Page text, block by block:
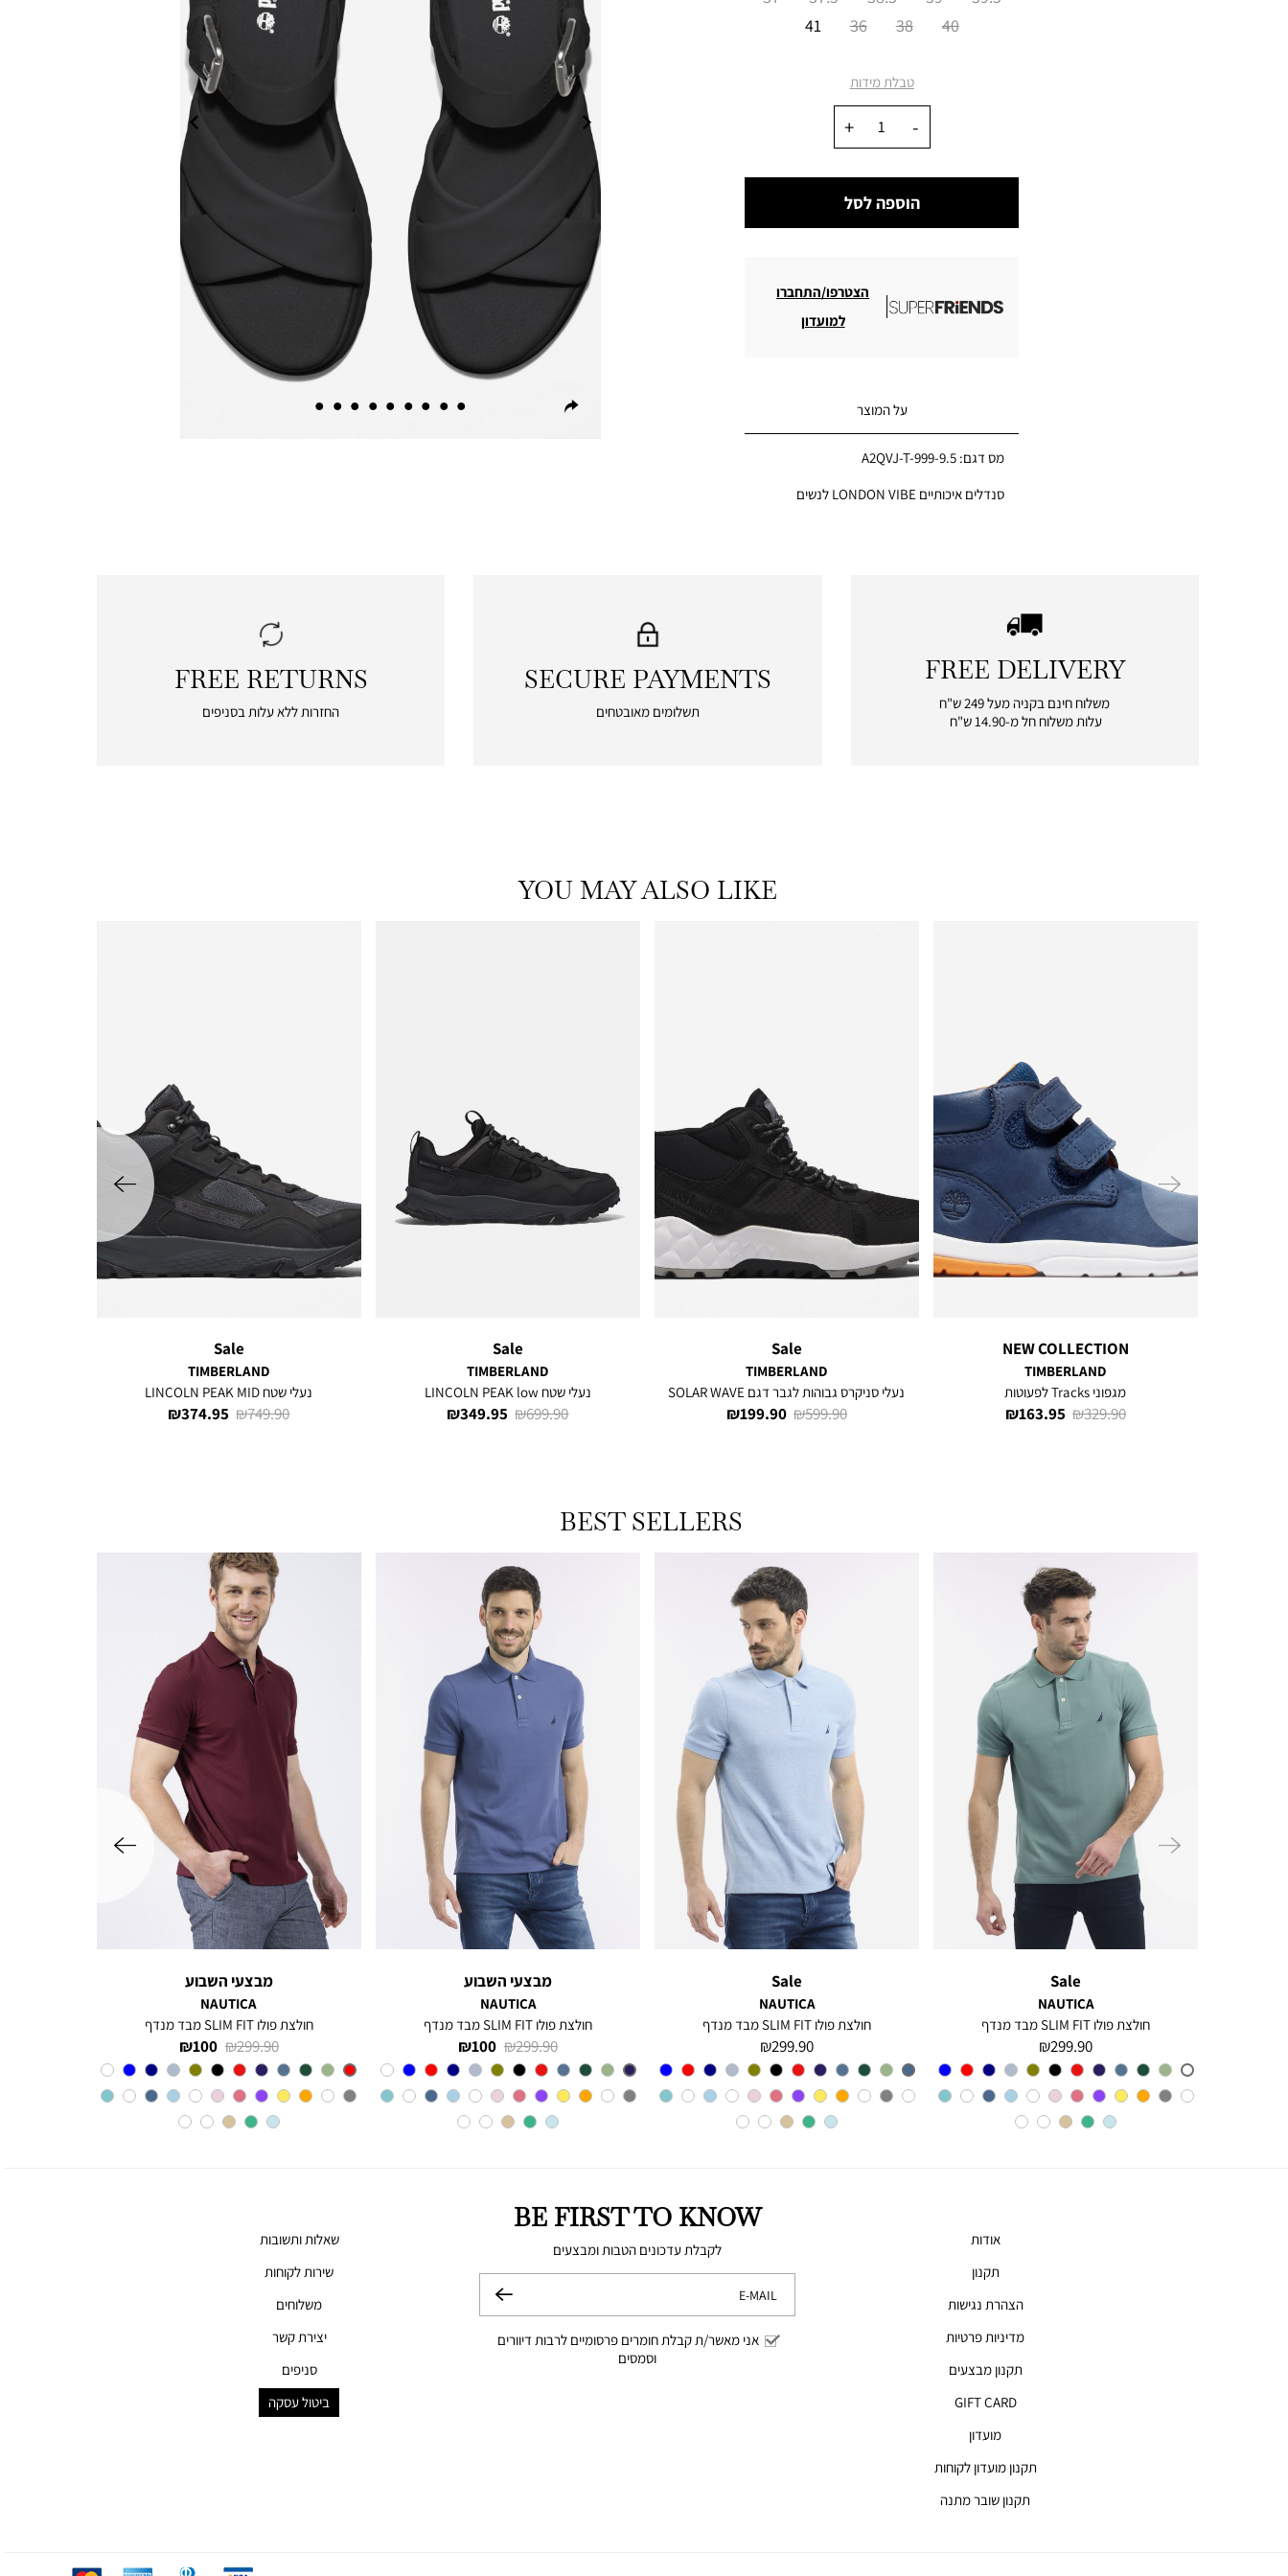
41
36 38 40
טבלת מידות
הוספה לסל
הצטרפו/התחברו
למועדון
על המוצר
מס דגם: A2QVJ-T-999-9.5
סנדלים איכותיים LONDON VIBE לנשים
|
free
delivery
|
FREE DELIVERY
משלוח חינם בקניה מעל 249 ש"ח
עלות משלוח חל מ-14.90 ש"ח
|
payments
SECURE PAYMENTS
תשלומים מאובטחים
|
returns
FREE RETURNS
החזרות ללא עלות בסניפים
YOU MAY ALSO LIKE
ימינה
NEW COLLECTION
TIMBERLAND
מגפוני Tracks לפעוטות
מחיר
163.95 ₪
מחיר
329.90 ₪
Sale
TIMBERLAND
נעלי סניקרס גבוהות לגבר דגם SOLAR WAVE
מחיר
199.90 ₪
מחיר
599.90 ₪
Sale
TIMBERLAND
נעלי שטח LINCOLN PEAK low
מחיר
349.95 ₪
מחיר
699.90 ₪
Sale
TIMBERLAND
נעלי שטח LINCOLN PEAK MID
מחיר
374.95 ₪
מחיר
749.90 ₪
שמאלה
BEST SELLERS
ימינה
Sale
NAUTICA
חולצת פולו SLIM FIT מבד מנדף
מחיר
מוצר
299.90 ₪
צבע
A6M
Sale
NAUTICA
חולצת פולו SLIM FIT מבד מנדף
מחיר
מוצר
299.90 ₪
צבע
CHARTER
BLUE
מבצעי השבוע
NAUTICA
חולצת פולו SLIM FIT מבד מנדף
מחיר
מוצר
100 ₪
מחיר
רגיל
299.90 ₪
צבע
BLUE
INDIGO
מבצעי השבוע
NAUTICA
חולצת פולו SLIM FIT מבד מנדף
מחיר
מוצר
100 ₪
מחיר
רגיל
299.90 ₪
צבע
Red
שמאלה
BE FIRST TO KNOW
לקבלת עדכונים הטבות ומבצעים
E-MAIL
אני מאשר/ת קבלת חומרים פרסומיים לרבות דיוורים
וסמסים
שלח
אודות
תקנון
הצהרת נגישות
מדיניות פרטיות
תקנון מבצעים
GIFT CARD
מועדון
תקנון מועדון לקוחות
תקנון שובר מתנה
שאלות ותשובות
שירות לקוחות
משלוחים
יצירת קשר
סניפים
ביטול עסקה